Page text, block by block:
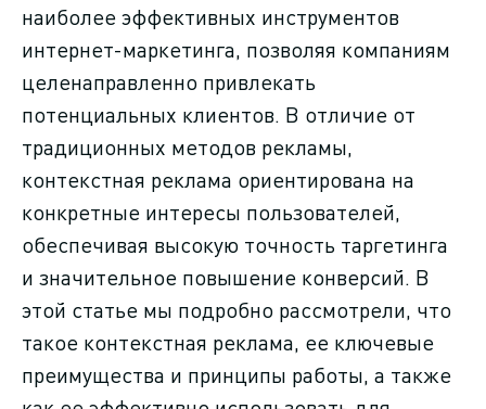
Фрилансер VS
JobStudio
результата
Подарок на 2025 год
наиболее эффективных инструментов
интернет-маркетинга, позволяя компаниям
целенаправленно привлекать
потенциальных клиентов. В отличие от
традиционных методов рекламы,
контекстная реклама ориентирована на
конкретные интересы пользователей,
обеспечивая высокую точность таргетинга
и значительное повышение конверсий. В
этой статье мы подробно рассмотрели, что
такое контекстная реклама, ее ключевые
преимущества и принципы работы, а также